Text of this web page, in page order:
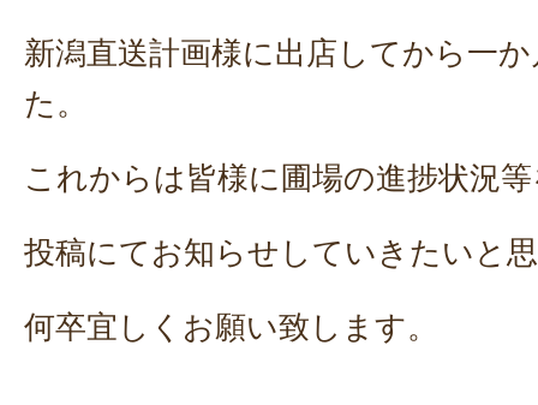
新潟直送計画様に出店してから一
た。
これからは皆様に圃場の進捗状況
投稿にてお知らせしていきたいと
何卒宜しくお願い致します。